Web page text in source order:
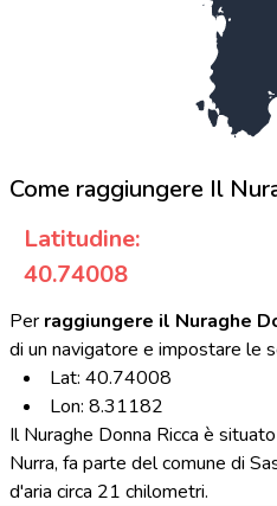
Come raggiungere Il
Latitudine:
40.74008
Per raggiungere il Nuraghe
di un navigatore e impostare le
Lat: 40.74008
Lon: 8.31182
Il Nuraghe Donna Ricca è
Nurra, fa parte del comune di
d'aria circa 21 chilometri.